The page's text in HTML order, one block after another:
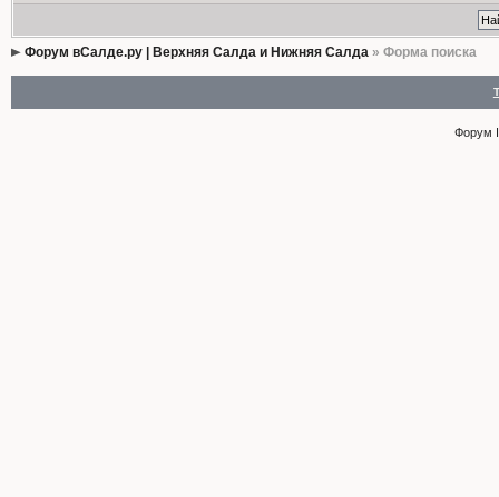
Форум вСалде.ру | Верхняя Салда и Нижняя Салда» Форма поиска
Форум